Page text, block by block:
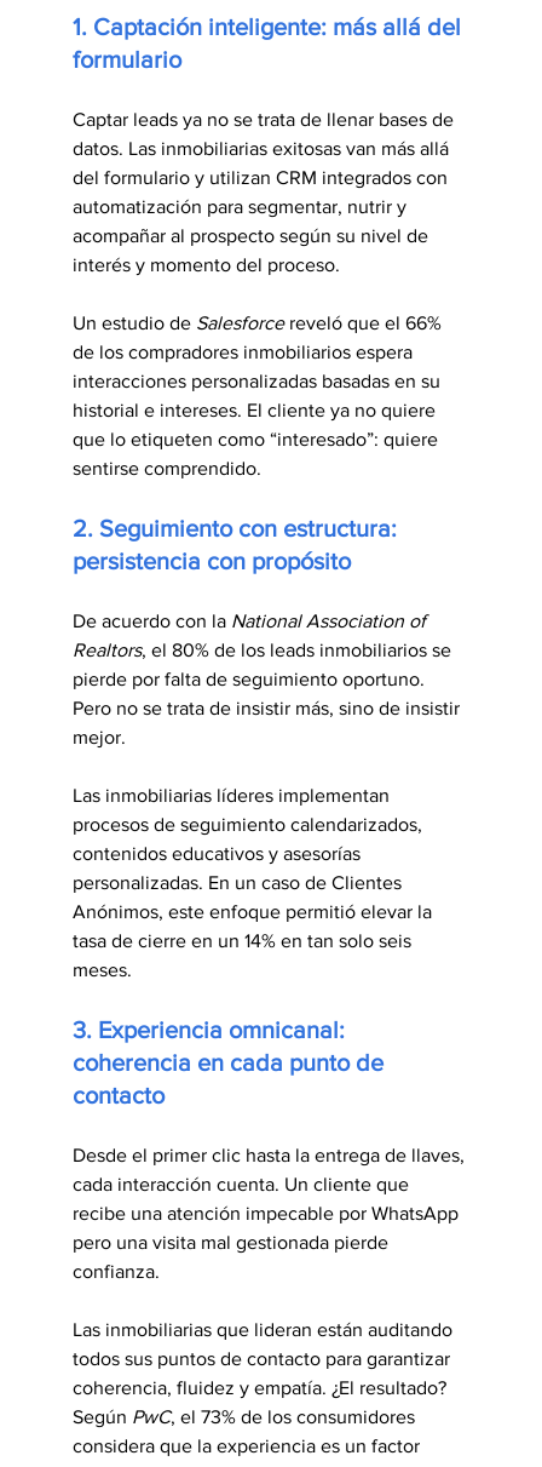
1. Captación inteligente: más allá del
formulario
Captar leads ya no se trata de llenar bases de
datos. Las inmobiliarias exitosas van más allá
del formulario y utilizan CRM integrados con
automatización para segmentar, nutrir y
acompañar al prospecto según su nivel de
interés y momento del proceso.
Un estudio de Salesforce reveló que el 66%
de los compradores inmobiliarios espera
interacciones personalizadas basadas en su
historial e intereses. El cliente ya no quiere
que lo etiqueten como “interesado”: quiere
sentirse comprendido.
2. Seguimiento con estructura:
persistencia con propósito
De acuerdo con la National Association of
Realtors, el 80% de los leads inmobiliarios se
pierde por falta de seguimiento oportuno.
Pero no se trata de insistir más, sino de insistir
mejor.
Las inmobiliarias líderes implementan
procesos de seguimiento calendarizados,
contenidos educativos y asesorías
personalizadas. En un caso de Clientes
Anónimos, este enfoque permitió elevar la
tasa de cierre en un 14% en tan solo seis
meses.
3. Experiencia omnicanal:
coherencia en cada punto de
contacto
Desde el primer clic hasta la entrega de llaves,
cada interacción cuenta. Un cliente que
recibe una atención impecable por WhatsApp
pero una visita mal gestionada pierde
confianza.
Las inmobiliarias que lideran están auditando
todos sus puntos de contacto para garantizar
coherencia, fluidez y empatía. ¿El resultado?
Según PwC, el 73% de los consumidores
considera que la experiencia es un factor